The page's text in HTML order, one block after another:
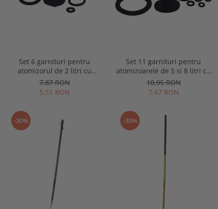
Set 6 garnituri pentru
atomizorul de 2 litri cu
actionare manuala, Spear &
Jackson
7,87 RON
5,51 RON
Set 11 garnituri pentru
atomizoarele de 5 si 8 litri cu
actionare manuala, Spear &
Jackson
10,95 RON
7,67 RON
-30% -30%